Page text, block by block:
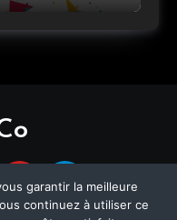
garantir la meilleure
continuez à utiliser ce